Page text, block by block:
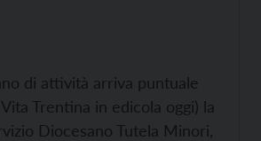
di attività arriva puntuale
Trentina in edicola oggi) la
Diocesano Tutela Minori,